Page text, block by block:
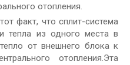
отопления.
факт, что сплит-система
тепла из одного места в
от внешнего блока к
отопления.Эта